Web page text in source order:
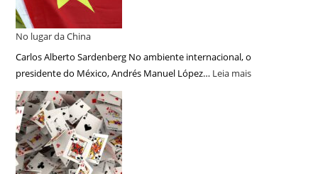
No lugar da China
Carlos Alberto Sardenberg No ambiente internacional, o
presidente do México, Andrés Manuel López… Leia mais